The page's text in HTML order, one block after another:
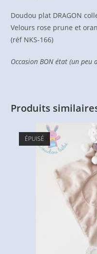
Doudou plat DRAGON
Velours rose prune et
(réf NKS-166)
Occasion BON état (un peu
Produits
ÉPUISÉ